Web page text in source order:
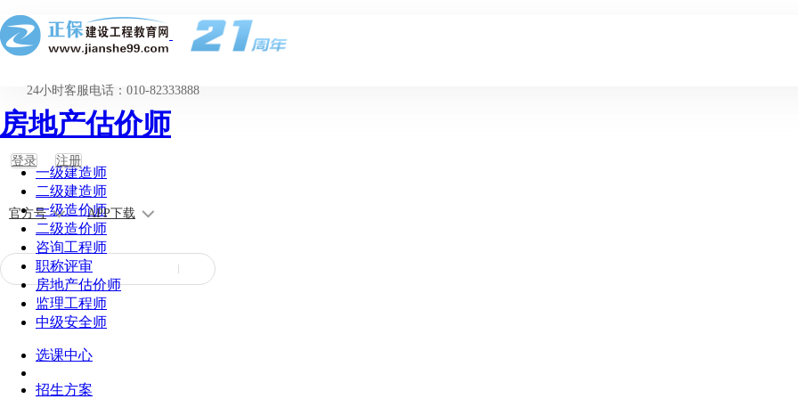
24小时客服电话：010-82333888
登录 注册
官方号 APP下载
房地产估价师
一级建造师
二级建造师
一级造价师
二级造价师
咨询工程师
职称评审
房地产估价师
监理工程师
中级安全师
选课中心
招生方案